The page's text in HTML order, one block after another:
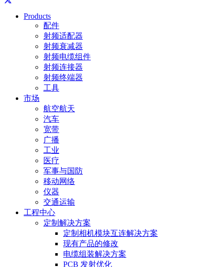
Products
配件
射频适配器
射频衰减器
射频电缆组件
射频连接器
射频终端器
工具
市场
航空航天
汽车
宽带
广播
工业
医疗
军事与国防
移动网络
仪器
交通运输
工程中心
定制解决方案
定制相机模块互连解决方案
现有产品的修改
电缆组装解决方案
PCB 发射优化